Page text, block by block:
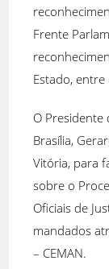
Frente
Estado, entre
O Presidente
Brasília,
Vitória, para
sobre o
Oficiais de
mandados
– CEMAN.